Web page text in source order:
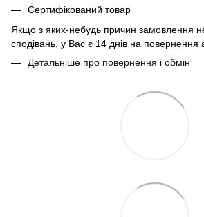
Сертифікований товар
Якщо з яких-небудь причин замовлення
сподівань, у Вас є 14 днів на повернення
Детальніше про повернення і обмін